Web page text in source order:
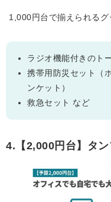
1,000円台で揃えられるグ
ラジオ機能付きのト
携帯用防災セット（
ンケット）
救急セット など
4.【2,000円台】タ